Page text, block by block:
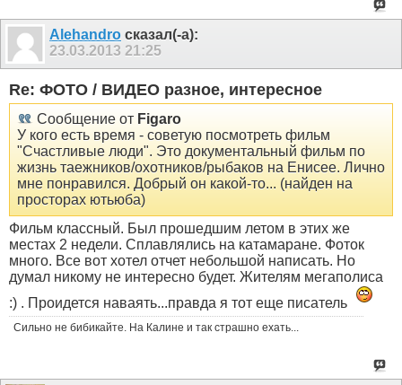
Alehandro сказал(-а):
23.03.2013 21:25
Re: ФОТО / ВИДЕО разное, интересное
Сообщение от Figaro
У кого есть время - советую посмотреть фильм
"Счастливые люди". Это документальный фильм по
жизнь таежников/охотников/рыбаков на Енисее. Лично
мне понравился. Добрый он какой-то... (найден на
просторах ютьюба)
Фильм классный. Был прошедшим летом в этих же
местах 2 недели. Сплавлялись на катамаране. Фоток
много. Все вот хотел отчет небольшой написать. Но
думал никому не интересно будет. Жителям мегаполиса
:) . Проидется наваять...правда я тот еще писатель
Сильно не бибикайте. На Калине и так страшно ехать...